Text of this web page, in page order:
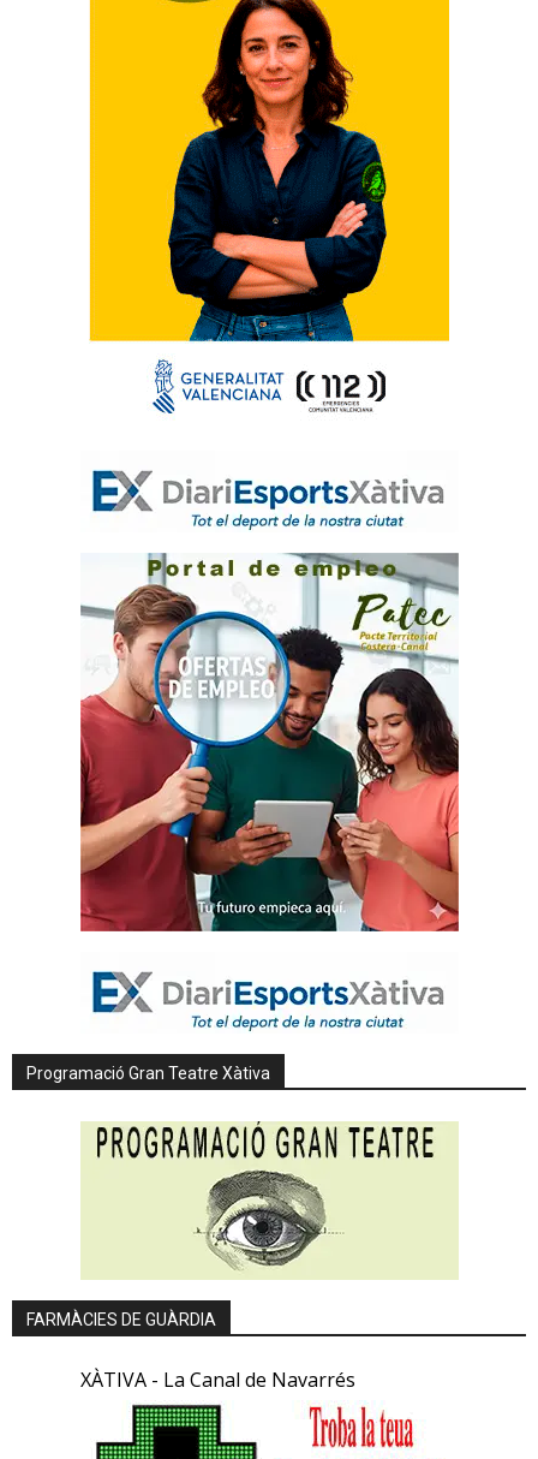
Programació Gran Teatre Xàtiva
FARMÀCIES DE GUÀRDIA
XÀTIVA - La Canal de Navarrés